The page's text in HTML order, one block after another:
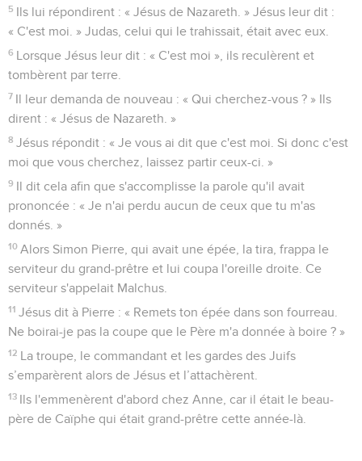
5 Ils lui répondirent : « Jésus de Nazareth. » Jésus leur dit :
« C'est moi. » Judas, celui qui le trahissait, était avec eux.
6 Lorsque Jésus leur dit : « C'est moi », ils reculèrent et
tombèrent par terre.
7 Il leur demanda de nouveau : « Qui cherchez-vous ? » Ils
dirent : « Jésus de Nazareth. »
8 Jésus répondit : « Je vous ai dit que c'est moi. Si donc c'est
moi que vous cherchez, laissez partir ceux-ci. »
9 Il dit cela afin que s'accomplisse la parole qu'il avait
prononcée : « Je n'ai perdu aucun de ceux que tu m'as
donnés. »
10 Alors Simon Pierre, qui avait une épée, la tira, frappa le
serviteur du grand-prêtre et lui coupa l'oreille droite. Ce
serviteur s'appelait Malchus.
11 Jésus dit à Pierre : « Remets ton épée dans son fourreau.
Ne boirai-je pas la coupe que le Père m'a donnée à boire ? »
12 La troupe, le commandant et les gardes des Juifs
s’emparèrent alors de Jésus et l’attachèrent.
13 Ils l'emmenèrent d'abord chez Anne, car il était le beau-
père de Caïphe qui était grand-prêtre cette année-là.